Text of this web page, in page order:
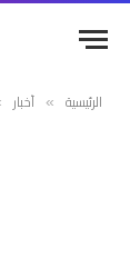
الرئيسية » أخبار